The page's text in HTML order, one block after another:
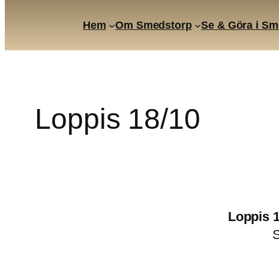
Skip
Hem Om Smedstorp Se & Göra i
Loppis 18/10
Loppis